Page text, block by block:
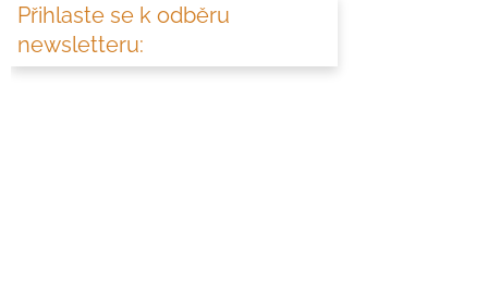
Přihlaste se k odběru
newsletteru: